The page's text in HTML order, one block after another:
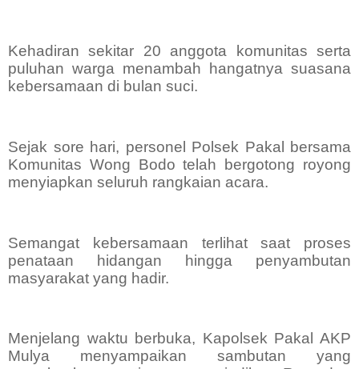
Kehadiran sekitar 20 anggota komunitas serta
puluhan warga menambah hangatnya suasana
kebersamaan di bulan suci.
Sejak sore hari, personel Polsek Pakal bersama
Komunitas Wong Bodo telah bergotong royong
menyiapkan seluruh rangkaian acara.
Semangat kebersamaan terlihat saat proses
penataan hidangan hingga penyambutan
masyarakat yang hadir.
Menjelang waktu berbuka, Kapolsek Pakal AKP
Mulya menyampaikan sambutan yang